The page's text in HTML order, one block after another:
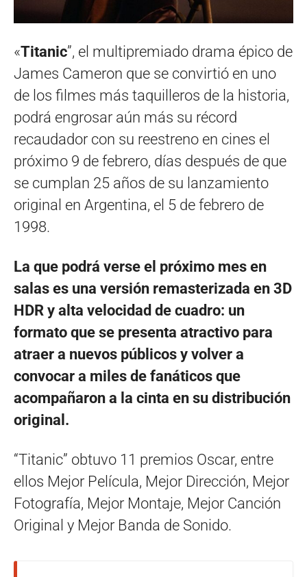
«Titanic”, el multipremiado drama épico de
James Cameron que se convirtió en uno
de los filmes más taquilleros de la historia,
podrá engrosar aún más su récord
recaudador con su reestreno en cines el
próximo 9 de febrero, días después de que
se cumplan 25 años de su lanzamiento
original en Argentina, el 5 de febrero de
1998.
La que podrá verse el próximo mes en
salas es una versión remasterizada en 3D
HDR y alta velocidad de cuadro: un
formato que se presenta atractivo para
atraer a nuevos públicos y volver a
convocar a miles de fanáticos que
acompañaron a la cinta en su distribución
original.
“Titanic” obtuvo 11 premios Oscar, entre
ellos Mejor Película, Mejor Dirección, Mejor
Fotografía, Mejor Montaje, Mejor Canción
Original y Mejor Banda de Sonido.